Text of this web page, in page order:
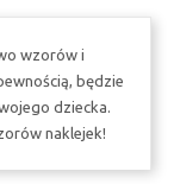
wzorów i
będzie
dziecka.
naklejek!